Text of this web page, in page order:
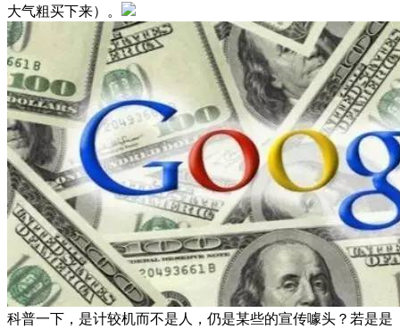
大气粗买下来）。
科普一下，是计较机而不是人，仍是某些的宣传噱头？若是是